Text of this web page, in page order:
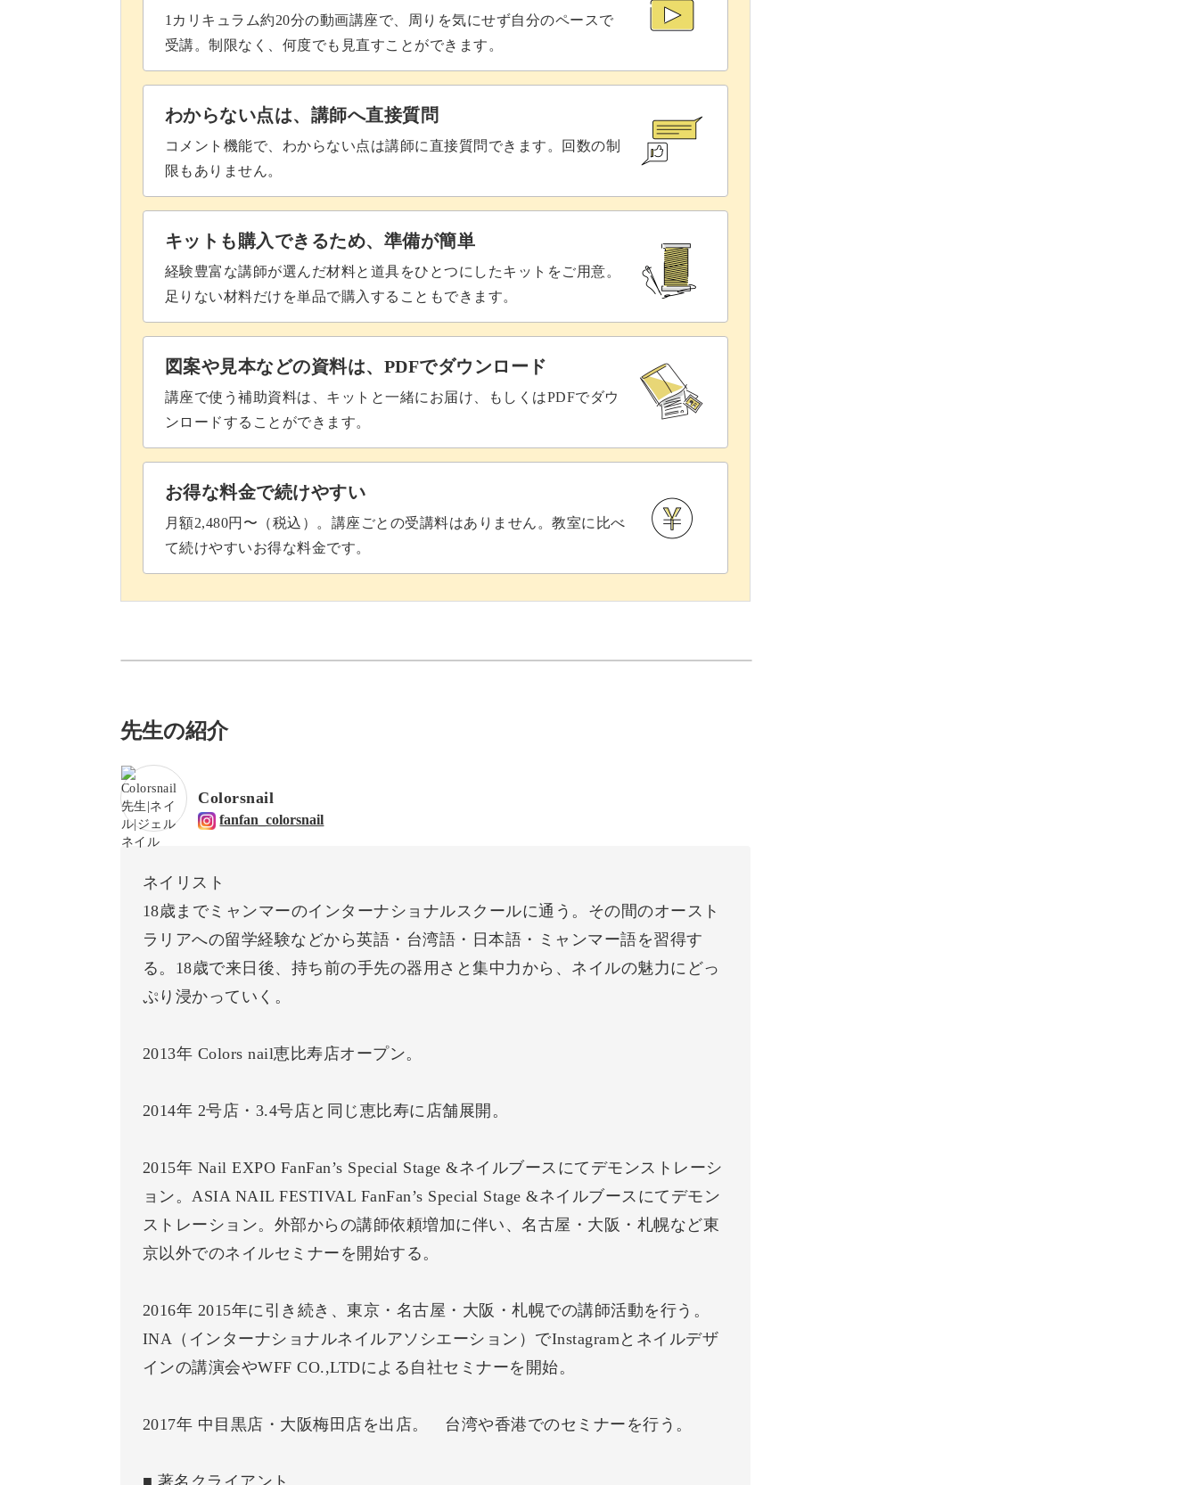
1カリキュラム約20分の動画講座で、周りを気にせず自分のペースで
受講。制限なく、何度でも見直すことができます。
わからない点は、講師へ直接質問
コメント機能で、わからない点は講師に直接質問できます。回数の制
限もありません。
キットも購入できるため、準備が簡単
経験豊富な講師が選んだ材料と道具をひとつにしたキットをご用意。
足りない材料だけを単品で購入することもできます。
図案や見本などの資料は、PDFでダウンロード
講座で使う補助資料は、キットと一緒にお届け、もしくはPDFでダウ
ンロードすることができます。
お得な料金で続けやすい
月額2,480円〜（税込）。講座ごとの受講料はありません。教室に比べ
て続けやすいお得な料金です。
先生の紹介
Colorsnail
fanfan_colorsnail
ネイリスト
18歳までミャンマーのインターナショナルスクールに通う。その間のオースト
ラリアへの留学経験などから英語・台湾語・日本語・ミャンマー語を習得す
る。18歳で来日後、持ち前の手先の器用さと集中力から、ネイルの魅力にどっ
ぷり浸かっていく。
2013年 Colors nail恵比寿店オープン。
2014年 2号店・3.4号店と同じ恵比寿に店舗展開。
2015年 Nail EXPO FanFan’s Special Stage &ネイルブースにてデモンストレーシ
ョン。ASIA NAIL FESTIVAL FanFan’s Special Stage &ネイルブースにてデモン
ストレーション。外部からの講師依頼増加に伴い、名古屋・大阪・札幌など東
京以外でのネイルセミナーを開始する。
2016年 2015年に引き続き、東京・名古屋・大阪・札幌での講師活動を行う。
INA（インターナショナルネイルアソシエーション）でInstagramとネイルデザ
インの講演会やWFF CO.,LTDによる自社セミナーを開始。
2017年 中目黒店・大阪梅田店を出店。 台湾や香港でのセミナーを行う。